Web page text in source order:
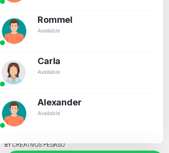
BY CREATIVOS PEGASO
Rommel
Available
Carla
Available
Alexander
Available